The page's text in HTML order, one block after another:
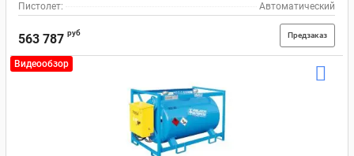
Пистолет:
Автоматический
563 787 руб Предзаказ
Видеообзор